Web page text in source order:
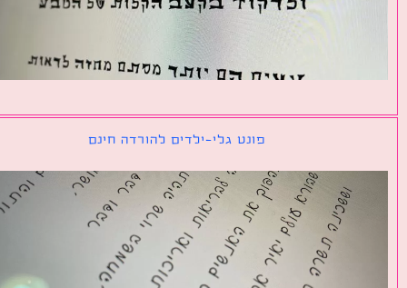
פונט גלי-ילדים להורדה חינם